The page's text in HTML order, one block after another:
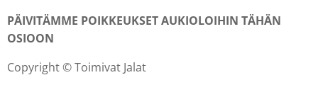
PÄIVITÄMME POIKKEUKSET AUKIOLOIHIN TÄHÄN
OSIOON
Copyright © Toimivat Jalat